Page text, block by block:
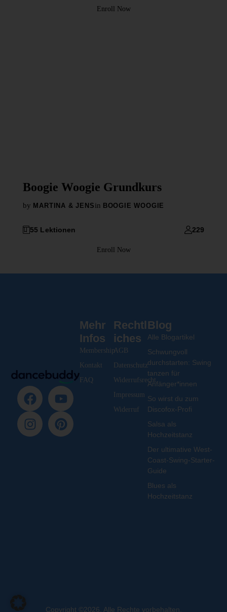
Enroll Now
Boogie Woogie Grundkurs
by MARTINA & JENS in BOOGIE WOOGIE
55 Lektionen 229
Enroll Now
Rechtl
iches
AGB
Datenschutz
Widerrufsrecht
Impressum
Widerruf
Mehr
Infos
Membership
Kontakt
FAQ
Blog
Alle Blogartikel
Schwungvoll
durchstarten: Swing
tanzen für
Anfänger*innen
So wirst du zum
Discofox-Profi
Salsa als
Hochzeitstanz
Der ultimative West-
Coast-Swing-Starter-
Guide
Blues als
Hochzeitstanz
Copyright ©2026. Alle Rechte vorbehalten.